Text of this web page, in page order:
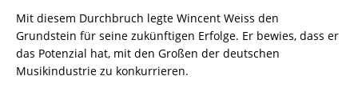
Mit diesem Durchbruch legte Wincent Weiss den
Grundstein für seine zukünftigen Erfolge. Er bewies, dass er
das Potenzial hat, mit den Großen der deutschen
Musikindustrie zu konkurrieren.